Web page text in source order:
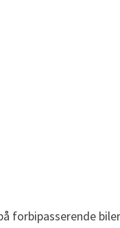
forbipasserende